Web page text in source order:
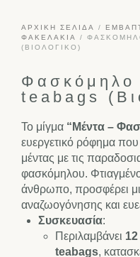
ΑΡΧΙΚΉ ΣΕΛΊΔΑ /
ΦΑΚΕΛΆΚΙΑ
/
(ΒΙΟΛΟΓΙΚΌ)
Φασκόμηλο
teabags
Το μίγμα “Μέντα –
ευεργετικό ρόφημα
μέντας με τις
φασκόμηλου.
άνθρωπο, προσφέρει
αναζωογόνησης και
Συσκευασία:
Περιλαμβάνει
teabags,